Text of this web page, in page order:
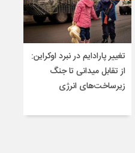
تغییر پارادایم در نبرد اوکراین:
از تقابل میدانی تا جنگ
زیرساخت‌های انرژی